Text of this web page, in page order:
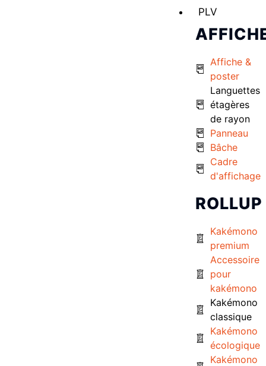
PLV
Affiche &
poster
Languettes
étagères
de rayon
Panneau
Bâche
Cadre
d'affichage
ROLLUP
Kakémono
premium
Accessoire
pour
kakémono
Kakémono
classique
Kakémono
écologique
Kakémono